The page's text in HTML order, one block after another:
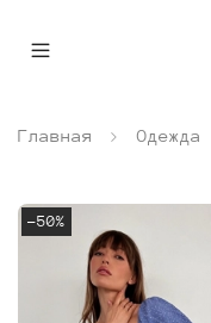
Главная Одежда
-50%